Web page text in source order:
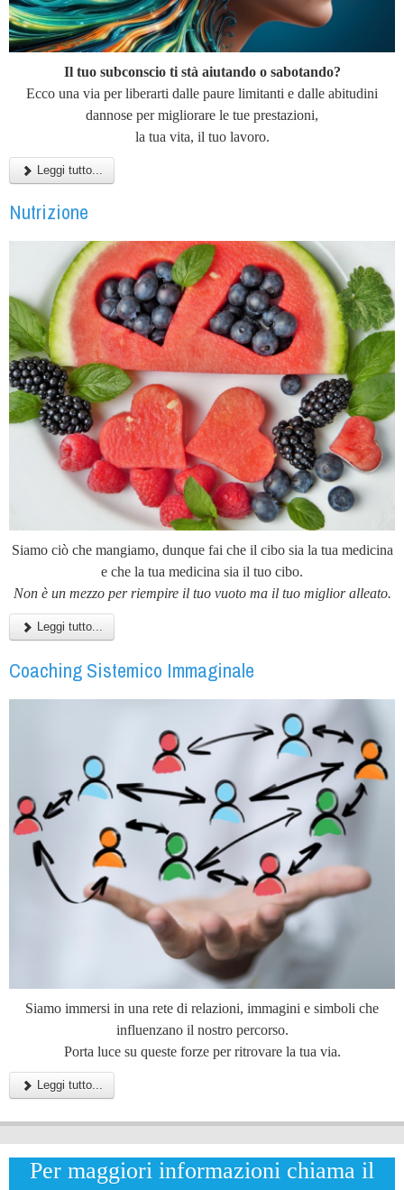
Il tuo subconscio ti stà aiutando o sabotando?
Ecco una via per liberarti dalle paure limitanti e dalle abitudini
dannose per migliorare le tue prestazioni,
la tua vita, il tuo lavoro.
Leggi tutto...
Nutrizione
Siamo ciò che mangiamo, dunque fai che il cibo sia la tua medicina
e che la tua medicina sia il tuo cibo.
Non è un mezzo per riempire il tuo vuoto ma il tuo miglior alleato.
Leggi tutto...
Coaching Sistemico Immaginale
Siamo immersi in una rete di relazioni, immagini e simboli che
influenzano il nostro percorso.
Porta luce su queste forze per ritrovare la tua via.
Leggi tutto...
Per maggiori informazioni chiama il